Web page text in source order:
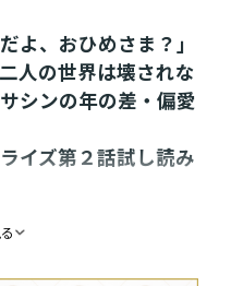
よ、おひめさま？」
人の世界は壊されな
シンの年の差・偏愛
イズ第２話試し読み